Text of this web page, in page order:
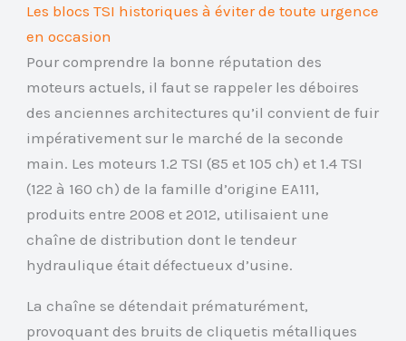
Les blocs TSI historiques à éviter de toute urgence
en occasion
Pour comprendre la bonne réputation des
moteurs actuels, il faut se rappeler les déboires
des anciennes architectures qu’il convient de fuir
impérativement sur le marché de la seconde
main. Les moteurs 1.2 TSI (85 et 105 ch) et 1.4 TSI
(122 à 160 ch) de la famille d’origine EA111,
produits entre 2008 et 2012, utilisaient une
chaîne de distribution dont le tendeur
hydraulique était défectueux d’usine.
La chaîne se détendait prématurément,
provoquant des bruits de cliquetis métalliques